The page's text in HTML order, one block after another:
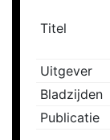
Titel
Uitgever
Bladzijden
Publicatie